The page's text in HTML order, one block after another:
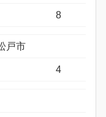
8
戸市
4